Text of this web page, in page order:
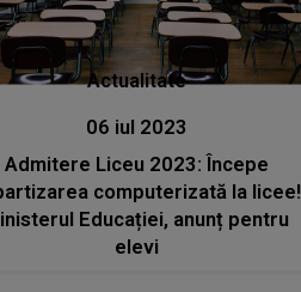
Actualitate
06 iul 2023
Admitere Liceu 2023: Începe
computerizată la licee!
Educației, anunț pentru
elevi